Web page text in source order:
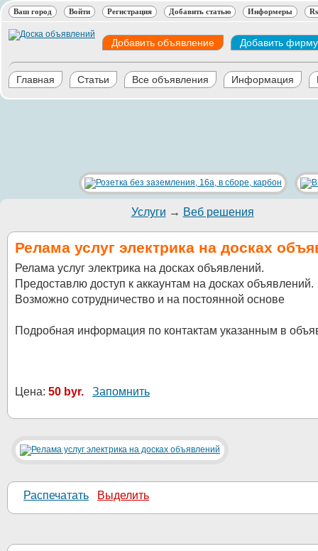
Ваш город Войти Регистрация Добавить статью Информеры
Добавить объявление Добавить фирму
Главная Статьи Все объявления Информация
Услуги → Веб решения
Релама услуг электрика на досках
Релама услуг электрика на досках объявлений.
Предоставлю доступ к аккаунтам на досках объявлений.
Возможно сотрудничество и на постоянной основе
Подробная информация по контактам указанным в
Цена: 50 byr. Запомнить
Распечатать Выделить